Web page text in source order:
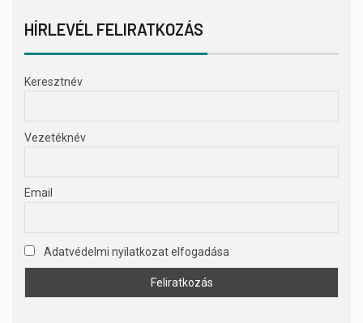
HÍRLEVÉL FELIRATKOZÁS
Keresztnév
Vezetéknév
Email
Adatvédelmi nyilatkozat elfogadása